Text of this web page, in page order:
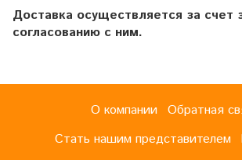
Доставка осуществляется за счет
согласованию с ним.
О компании Обратная
Стать нашим представителем